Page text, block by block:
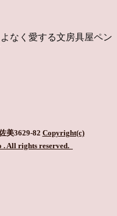
なく愛する文房具屋ペン
美3629-82 Copyright(c)
. All rights reserved.